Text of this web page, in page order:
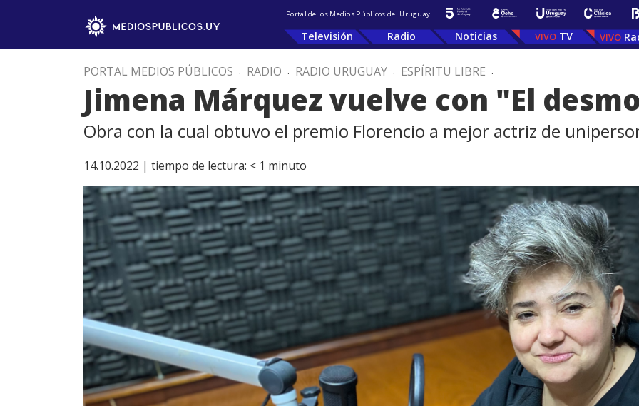
Portal de los Medios Públicos del Uruguay
Televisión Radio Noticias TV
PORTAL MEDIOS PÚBLICOS . RADIO . RADIO URUGUAY . ESPÍRITU LIBRE .
Jimena Márquez vuelve con "El
Obra con la cual obtuvo el premio Florencio a mejor actriz de
14.10.2022 | tiempo de lectura: < 1 minuto